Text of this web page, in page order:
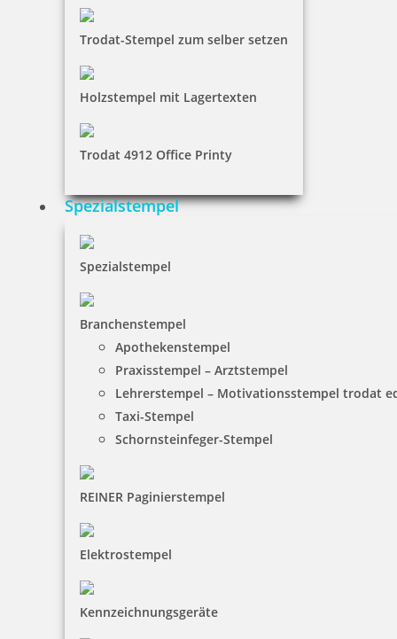
Trodat-Stempel zum selber setzen
Holzstempel mit Lagertexten
Trodat 4912 Office Printy
Spezialstempel
Spezialstempel
Branchenstempel
Apothekenstempel
Praxisstempel – Arztstempel
Lehrerstempel – Motivationsstempel trodat
Taxi-Stempel
Schornsteinfeger-Stempel
REINER Paginierstempel
Elektrostempel
Kennzeichnungsgeräte
Braille Türschild Sprechzimmer 3
36,65 €
36,65 €